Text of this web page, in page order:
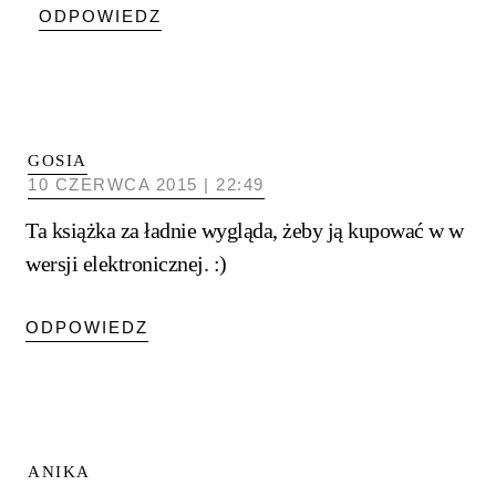
ODPOWIEDZ
GOSIA
10 CZERWCA 2015 | 22:49
Ta książka za ładnie wygląda, żeby ją kupować w w
wersji elektronicznej. :)
ODPOWIEDZ
ANIKA